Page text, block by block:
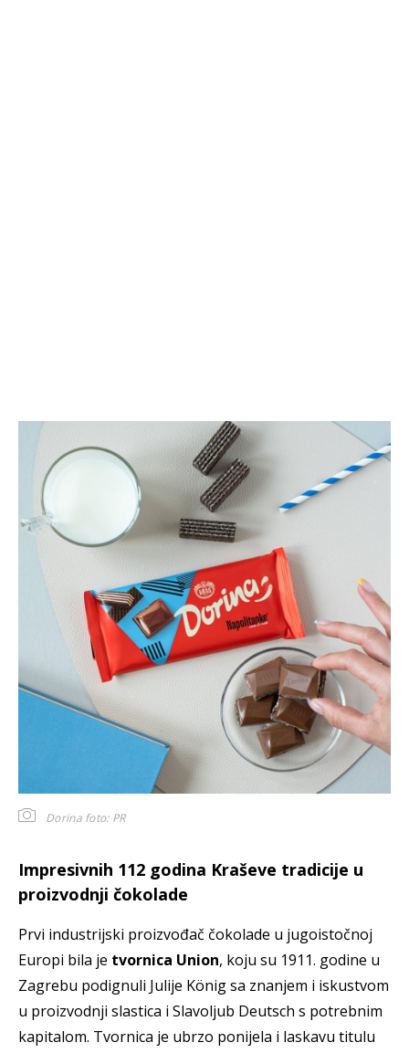
Dorina foto: PR
Impresivnih 112 godina Kraševe tradicije u
proizvodnji čokolade
Prvi industrijski proizvođač čokolade u jugoistočnoj
Europi bila je tvornica Union, koju su 1911. godine u
Zagrebu podignuli Julije König sa znanjem i iskustvom
u proizvodnji slastica i Slavoljub Deutsch s potrebnim
kapitalom. Tvornica je ubrzo ponijela i laskavu titulu